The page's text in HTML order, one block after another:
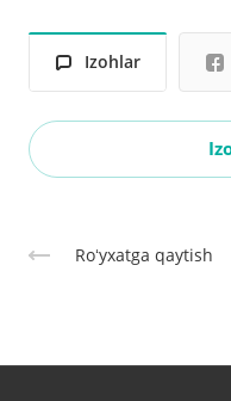
Izohlar
Roʻyxatga qaytish